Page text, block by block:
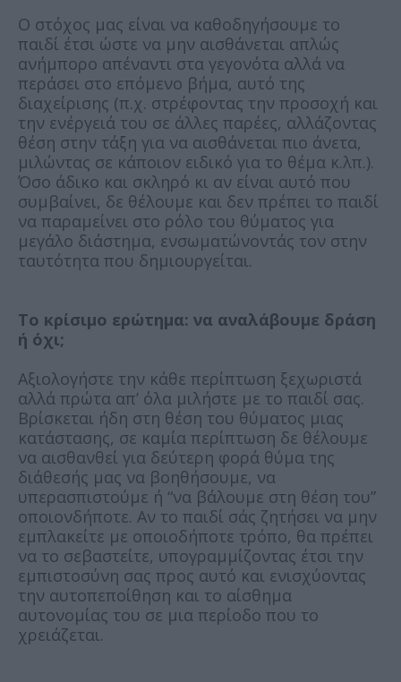
Ο στόχος μας είναι να καθοδηγήσουμε το
παιδί έτσι ώστε να μην αισθάνεται απλώς
ανήμπορο απέναντι στα γεγονότα αλλά να
περάσει στο επόμενο βήμα, αυτό της
διαχείρισης (π.χ. στρέφοντας την προσοχή και
την ενέργειά του σε άλλες παρέες, αλλάζοντας
θέση στην τάξη για να αισθάνεται πιο άνετα,
μιλώντας σε κάποιον ειδικό για το θέμα κ.λπ.).
Όσο άδικο και σκληρό κι αν είναι αυτό που
συμβαίνει, δε θέλουμε και δεν πρέπει το παιδί
να παραμείνει στο ρόλο του θύματος για
μεγάλο διάστημα, ενσωματώνοντάς τον στην
ταυτότητα που δημιουργείται.
Το κρίσιμο ερώτημα: να αναλάβουμε δράση
ή όχι;
Αξιολογήστε την κάθε περίπτωση ξεχωριστά
αλλά πρώτα απ’ όλα μιλήστε με το παιδί σας.
Βρίσκεται ήδη στη θέση του θύματος μιας
κατάστασης, σε καμία περίπτωση δε θέλουμε
να αισθανθεί για δεύτερη φορά θύμα της
διάθεσής μας να βοηθήσουμε, να
υπερασπιστούμε ή “να βάλουμε στη θέση του”
οποιονδήποτε. Αν το παιδί σάς ζητήσει να μην
εμπλακείτε με οποιοδήποτε τρόπο, θα πρέπει
να το σεβαστείτε, υπογραμμίζοντας έτσι την
εμπιστοσύνη σας προς αυτό και ενισχύοντας
την αυτοπεποίθηση και το αίσθημα
αυτονομίας του σε μια περίοδο που το
χρειάζεται.